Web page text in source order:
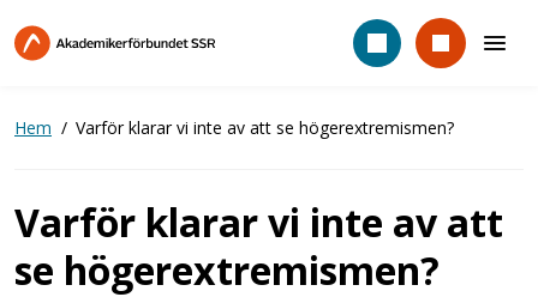
till
Hem Varför klarar vi inte av att se högerextremismen?
Varför klarar vi inte av att
se högerextremismen?